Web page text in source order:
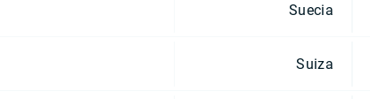
Suecia
Suiza